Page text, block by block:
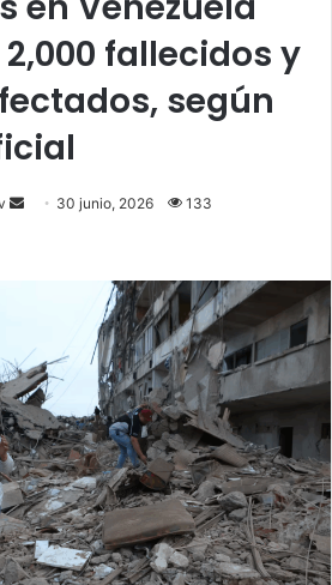
fallecidos y
según
Send 30 junio, 2026 133